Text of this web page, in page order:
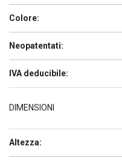
Colore:
Neopatentati:
IVA deducibile:
DIMENSIONI
Altezza: